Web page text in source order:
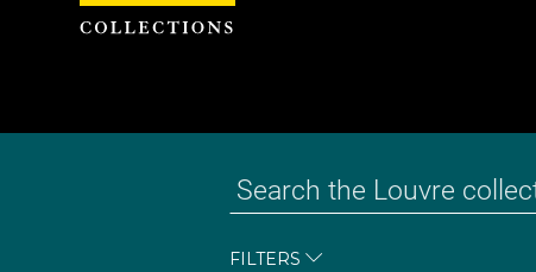
FILTERS
Cookies management panel